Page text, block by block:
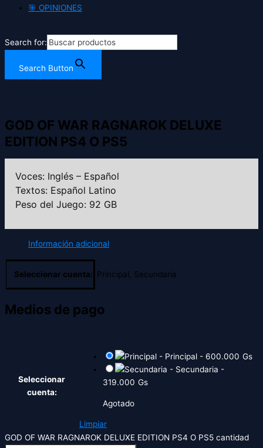
🎯 OPINIONES
Search for:
Search Button
GOD OF WAR RAGNAROK DELUXE
EDITION PS4 O PS5
Voces: Inglés – Español
Textos: Español Latino
Peso del Juego: 92 GB
Información adicional
Seleccionar cuenta: Principal, Secundaria
Medios de pago
Seleccionar
cuenta:
- Principal - 600.000 Gs
- Secundaria -
319.000 Gs
Agotado
Limpiar
GOD OF WAR RAGNAROK DELUXE EDITION PS4 O PS5 cantidad